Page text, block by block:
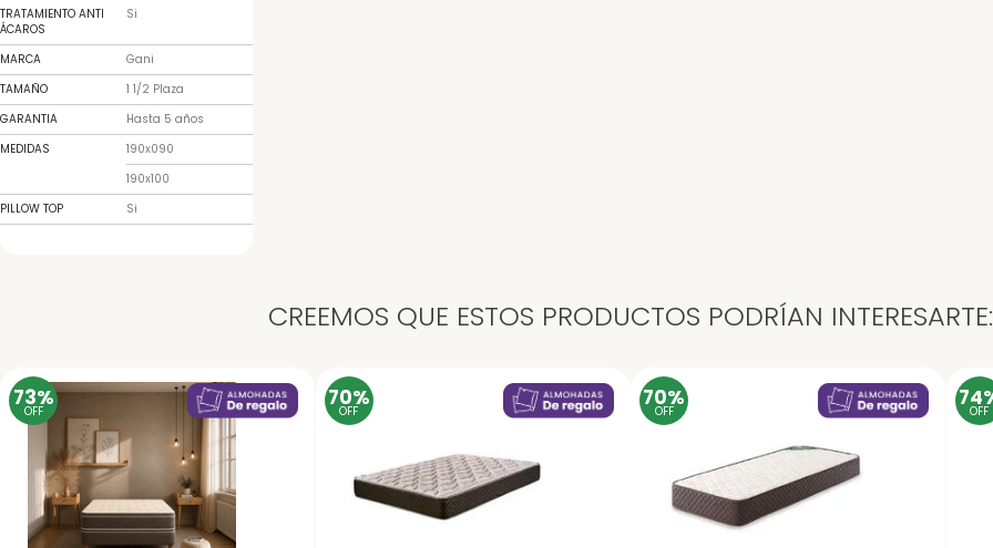
TRATAMIENTO ANTI
ÁCAROS
Si
MARCA
Gani
TAMAÑO
1 1/2 Plaza
GARANTIA
Hasta 5 años
MEDIDAS
190x090
190x100
PILLOW TOP
Si
CREEMOS QUE ESTOS PRODUCTOS PODRÍAN INTERESARTE:
73%
OFF
70%
OFF
70%
OFF OFF